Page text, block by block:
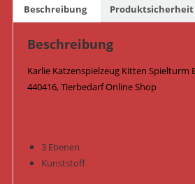
Menge
Beschreibung Produktsicherheit
Beschreibung
Karlie Katzenspielzeug Kitten Spielturm
440416, Tierbedarf Online Shop
3 Ebenen
Kunststoff